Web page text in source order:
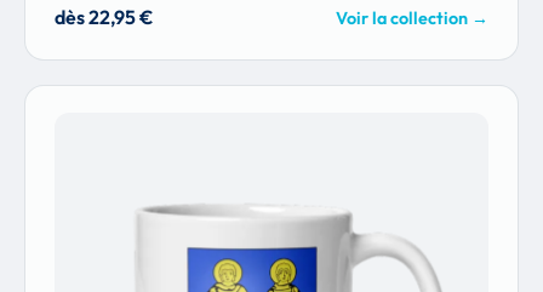
dès 22,95 € Voir la collection →